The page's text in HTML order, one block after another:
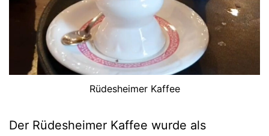
Rüdesheimer Kaffee
Der Rüdesheimer Kaffee wurde als